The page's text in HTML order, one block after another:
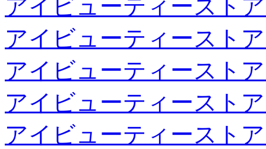
アイビューティースト
アイビューティースト
アイビューティースト
アイビューティースト
アイビューティースト